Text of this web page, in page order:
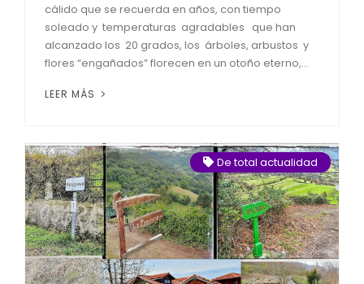
cálido que se recuerda en años, con tiempo
soleado y temperaturas agradables que han
alcanzado los 20 grados, los árboles, arbustos y
flores “engañados” florecen en un otoño eterno,...
LEER MÁS
De total actualidad